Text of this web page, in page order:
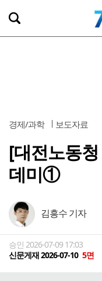
경제/과학 보도자료
[대전노동
데미①
김흥수 기자
승인 2026-07-09 17:03
신문게재 2026-07-10 5면